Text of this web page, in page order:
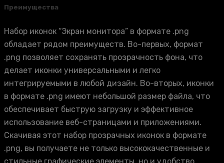
Преимущества
Набор иконок “Экран монитора” в формате .png
обладает рядом преимуществ. Во-первых, формат
.png позволяет сохранять прозрачность фона, что
делает иконки универсальными и легко
интегрируемыми в любой дизайн. Во-вторых, иконки
в формате .png имеют небольшой размер файла, что
обеспечивает быструю загрузку и эффективное
использование веб-страницами и приложениями.
Скачивая этот набор прозрачных иконок в формате
.png, вы получаете не только высококачественные и